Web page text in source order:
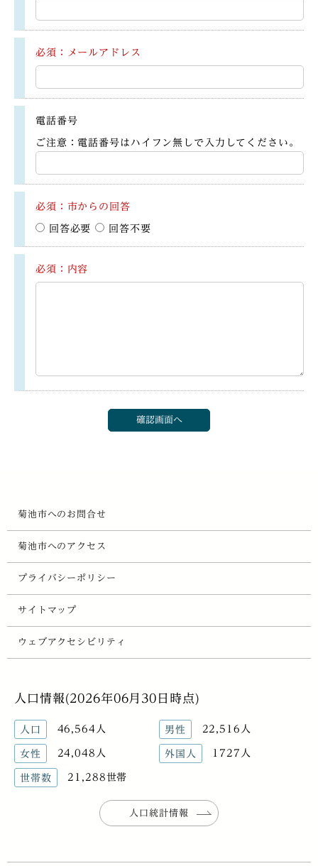
必須：メールアドレス
電話番号
ご注意：電話番号はハイフン無しで入力してください。
必須：市からの回答
回答必要 回答不要
必須：内容
菊池市へのお問合せ
菊池市へのアクセス
プライバシーポリシー
サイトマップ
ウェブアクセシビリティ
人口情報(2026年06月30日時点)
人口 46,564人 男性 22,516人
女性 24,048人 外国人 1727人
世帯数 21,288世帯
人口統計情報